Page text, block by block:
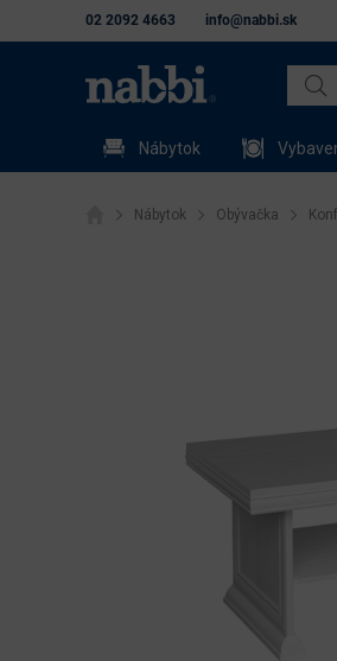
02 2092 4663 info@nabbi.sk
Nábytok
Nábytok Obývačka